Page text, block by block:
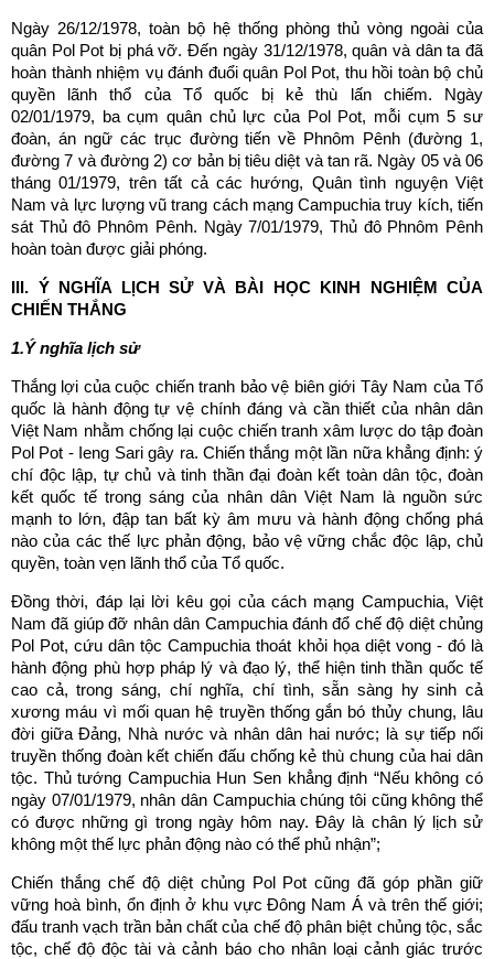
Ngày 26/12/1978, toàn bộ hệ thống phòng thủ vòng ngoài của
quân Pol Pot bị phá vỡ. Đến ngày 31/12/1978, quân và dân ta đã
hoàn thành nhiệm vụ đánh đuổi quân Pol Pot, thu hồi toàn bộ chủ
quyền lãnh thổ của Tổ quốc bị kẻ thù lấn chiếm. Ngày
02/01/1979, ba cụm quân chủ lực của Pol Pot, mỗi cụm 5 sư
đoàn, án ngữ các trục đường tiến về Phnôm Pênh (đường 1,
đường 7 và đường 2) cơ bản bị tiêu diệt và tan rã. Ngày 05 và 06
tháng 01/1979, trên tất cả các hướng, Quân tình nguyện Việt
Nam và lực lượng vũ trang cách mạng Campuchia truy kích, tiến
sát Thủ đô Phnôm Pênh. Ngày 7/01/1979, Thủ đô Phnôm Pênh
hoàn toàn được giải phóng.
III. Ý NGHĨA LỊCH SỬ VÀ BÀI HỌC KINH NGHIỆM CỦA
CHIẾN THẮNG
1.Ý nghĩa lịch sử
Thắng lợi của cuộc chiến tranh bảo vệ biên giới Tây Nam của Tổ
quốc là hành động tự vệ chính đáng và cần thiết của nhân dân
Việt Nam nhằm chống lại cuộc chiến tranh xâm lược do tập đoàn
Pol Pot - Ieng Sari gây ra. Chiến thắng một lần nữa khẳng định: ý
chí độc lập, tự chủ và tinh thần đại đoàn kết toàn dân tộc, đoàn
kết quốc tế trong sáng của nhân dân Việt Nam là nguồn sức
mạnh to lớn, đập tan bất kỳ âm mưu và hành động chống phá
nào của các thế lực phản động, bảo vệ vững chắc độc lập, chủ
quyền, toàn vẹn lãnh thổ của Tổ quốc.
Đồng thời, đáp lại lời kêu gọi của cách mạng Campuchia, Việt
Nam đã giúp đỡ nhân dân Campuchia đánh đổ chế độ diệt chủng
Pol Pot, cứu dân tộc Campuchia thoát khỏi họa diệt vong - đó là
hành động phù hợp pháp lý và đạo lý, thể hiện tinh thần quốc tế
cao cả, trong sáng, chí nghĩa, chí tình, sẵn sàng hy sinh cả
xương máu vì mối quan hệ truyền thống gắn bó thủy chung, lâu
đời giữa Đảng, Nhà nước và nhân dân hai nước; là sự tiếp nối
truyền thống đoàn kết chiến đấu chống kẻ thù chung của hai dân
tộc. Thủ tướng Campuchia Hun Sen khẳng định “Nếu không có
ngày 07/01/1979, nhân dân Campuchia chúng tôi cũng không thể
có được những gì trong ngày hôm nay. Đây là chân lý lịch sử
không một thế lực phản động nào có thể phủ nhận”;
Chiến thắng chế độ diệt chủng Pol Pot cũng đã góp phần giữ
vững hoà bình, ổn định ở khu vực Đông Nam Á và trên thế giới;
đấu tranh vạch trần bản chất của chế độ phân biệt chủng tộc, sắc
tộc, chế độ độc tài và cảnh báo cho nhân loại cảnh giác trước